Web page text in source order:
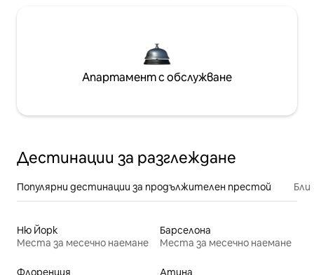
Апартамент с обслужване
Дестинации за разглеждане
Популярни дестинации за продължителен престой
Ню Йорк
Места за месечно наемане
Барселона
Места за месечно наемане
Флоренция
Атина